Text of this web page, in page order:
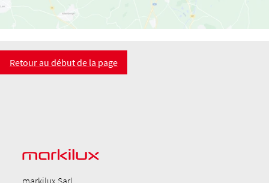
Retour au début de la page